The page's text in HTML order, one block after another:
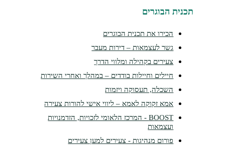
תכנית הבוגרים
הכירו את תכנית הבוגרים
גשר לעצמאות – דירות מעבר
צעירים בקהילה ומלווי הדרך
חיילים וחיילות בודדים – במהלך ואחרי השירות
השכלה, תעסוקה ויזמות
אמא זקוקה לאמא – ליווי אישי להורות צעירה
BOOST - המרכז הלאומי לזכויות, הזדמנויות
ועצמאות
פורום מנהיגות - צעירים למען צעירים